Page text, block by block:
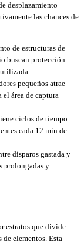
desplazamiento
las chances de
de estructuras de
buscan protección
pequeños atrae
el área de captura
ciclos de tiempo
cada 12 min de
disparos gastada y
prolongadas y
estratos que divide
elementos. Esta